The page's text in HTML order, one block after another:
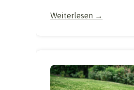
Weiterlesen →